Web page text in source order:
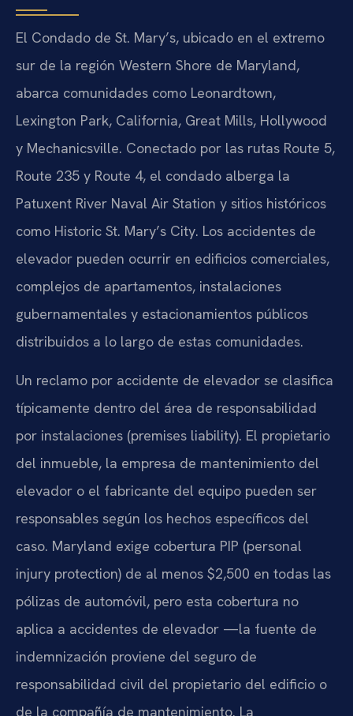
El Condado de St. Mary’s, ubicado en el extremo
sur de la región Western Shore de Maryland,
abarca comunidades como Leonardtown,
Lexington Park, California, Great Mills, Hollywood
y Mechanicsville. Conectado por las rutas Route 5,
Route 235 y Route 4, el condado alberga la
Patuxent River Naval Air Station y sitios históricos
como Historic St. Mary’s City. Los accidentes de
elevador pueden ocurrir en edificios comerciales,
complejos de apartamentos, instalaciones
gubernamentales y estacionamientos públicos
distribuidos a lo largo de estas comunidades.
Un reclamo por accidente de elevador se clasifica
típicamente dentro del área de responsabilidad
por instalaciones (premises liability). El propietario
del inmueble, la empresa de mantenimiento del
elevador o el fabricante del equipo pueden ser
responsables según los hechos específicos del
caso. Maryland exige cobertura PIP (personal
injury protection) de al menos $2,500 en todas las
pólizas de automóvil, pero esta cobertura no
aplica a accidentes de elevador —la fuente de
indemnización proviene del seguro de
responsabilidad civil del propietario del edificio o
de la compañía de mantenimiento. La